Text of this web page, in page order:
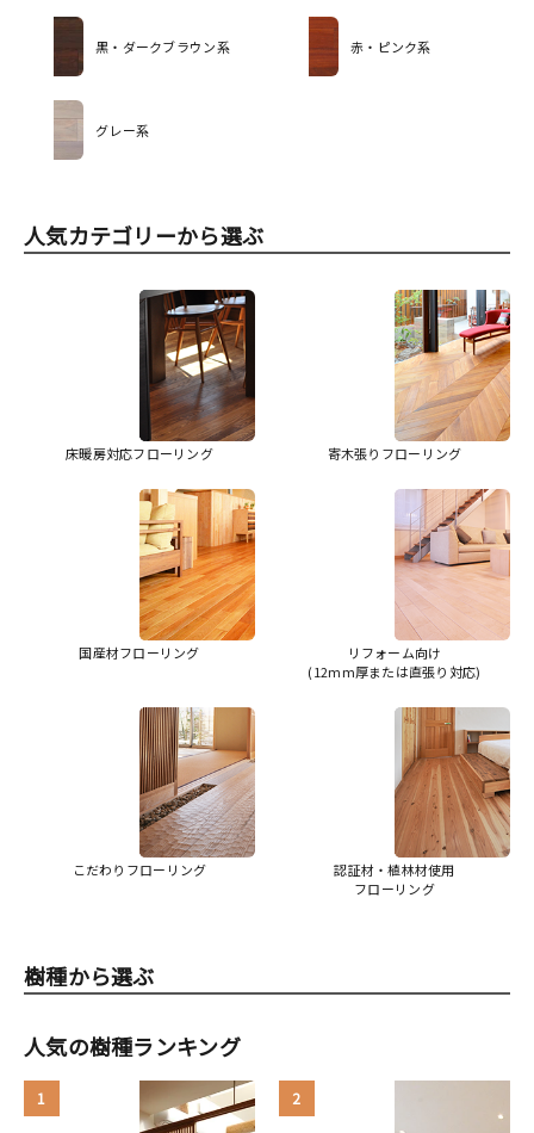
黒・ダークブラウン系 赤・ピンク系
グレー系
人気カテゴリーから選ぶ
床暖房対応フローリング 寄木張りフローリング
国産材フローリング
リフォーム向け
(12mm厚または直張り対応)
こだわりフローリング
認証材・植林材使用
フローリング
樹種から選ぶ
人気の樹種ランキング
1 2